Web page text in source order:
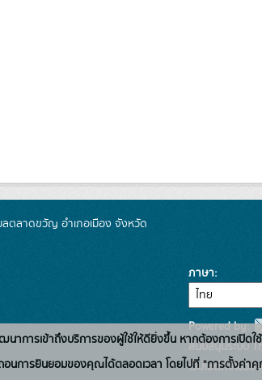
ตลาดขวัญ อำเภอเมือง จังหวัด
ภาษา
Powered by:
สนับสนุนระบบ
เว็บไซต์ที่เกี่ยวข้
นาการเข้าถึงบริการของผู้ใช้ให้ดียิ่งขึ้น หากต้องการเปิ
นการยินยอมของคุณได้ตลอดเวลา โดยไปที่ "การตั้งค่าคุ